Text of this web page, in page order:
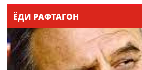
Что знают в Ташкенте о
Мирзо Турсунзаде, чьим
метро?
ЁДИ РАФТАГОН